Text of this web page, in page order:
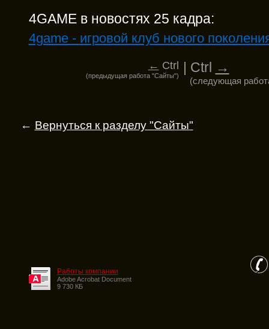
4GAME в новостях 25 кадра:
4game - игровой клуб нового
← Ctrl
(предыдущая работа "Сайты")
| Ctrl →
(следующая
← Вернуться к разделу "Cайты"
Работы компании
Adobe Acrobat Document
9 730 КБ